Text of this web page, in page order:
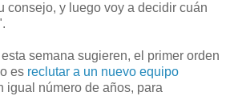
consejo, y luego voy a decidir cuán
semana sugieren, el primer orden
es reclutar a un nuevo equipo
igual número de años, para